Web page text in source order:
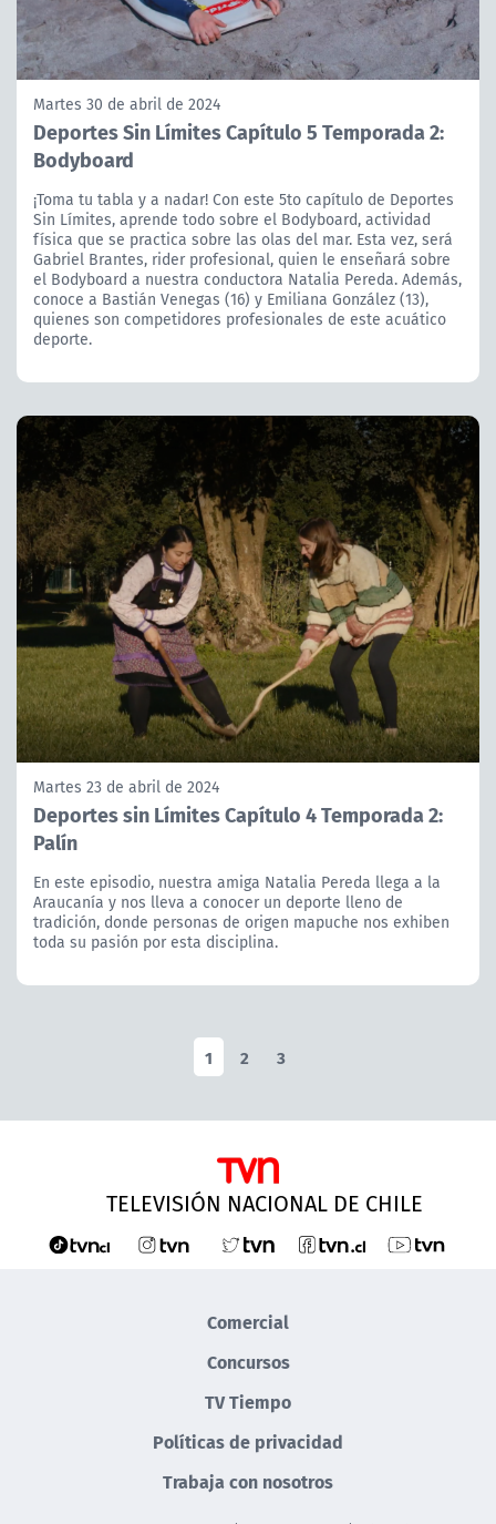
Martes 30 de abril de 2024
Deportes Sin Límites Capítulo 5 Temporada 2:
Bodyboard
¡Toma tu tabla y a nadar! Con este 5to capítulo de Deportes
Sin Límites, aprende todo sobre el Bodyboard, actividad
física que se practica sobre las olas del mar. Esta vez, será
Gabriel Brantes, rider profesional, quien le enseñará sobre
el Bodyboard a nuestra conductora Natalia Pereda. Además,
conoce a Bastián Venegas (16) y Emiliana González (13),
quienes son competidores profesionales de este acuático
deporte.
Martes 23 de abril de 2024
Deportes sin Límites Capítulo 4 Temporada 2:
Palín
En este episodio, nuestra amiga Natalia Pereda llega a la
Araucanía y nos lleva a conocer un deporte lleno de
tradición, donde personas de origen mapuche nos exhiben
toda su pasión por esta disciplina.
1 2 3
TELEVISIÓN NACIONAL DE CHILE
Comercial
Concursos
TV Tiempo
Políticas de privacidad
Trabaja con nosotros